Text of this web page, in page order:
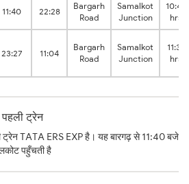
11:40 22:28
Bargarh
Road
Samalkot
Junction
10:48
hrs
23:27 11:04
Bargarh
Road
Samalkot
Junction
11:37
hrs
ट्रेन
ट्रेन TATA ERS EXP है। यह बारगढ़ से 11:40 बजे
पहुँचती है